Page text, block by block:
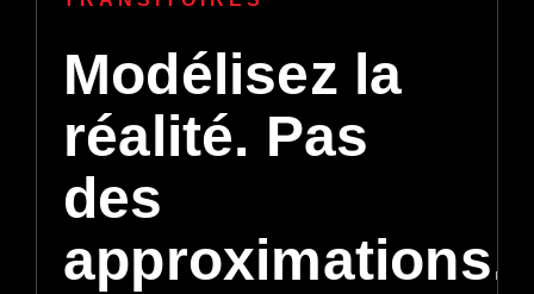
Modélisez la
réalité. Pas
des
approximations.